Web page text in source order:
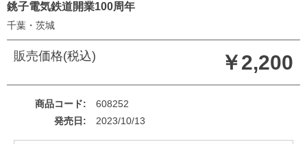
銚子電気鉄道開業100周年
千葉・茨城
販売価格(税込) ￥2,200
商品コード
608252
発売日
2023/10/13